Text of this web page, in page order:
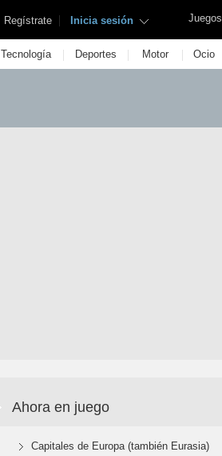
Juegos
Regístrate | Inicia sesión
Tecnología | Deportes | Motor | Ocio
Ahora en juego
Capitales de Europa (también Eurasia)